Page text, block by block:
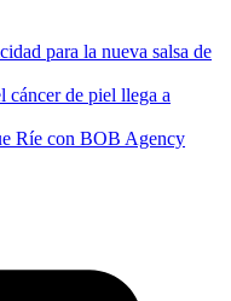
para la nueva salsa de
cáncer de piel llega a
Ríe con BOB Agency